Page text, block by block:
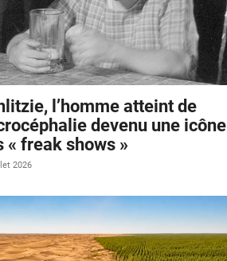
l’homme atteint de
devenu une icône
« freak shows »
2026